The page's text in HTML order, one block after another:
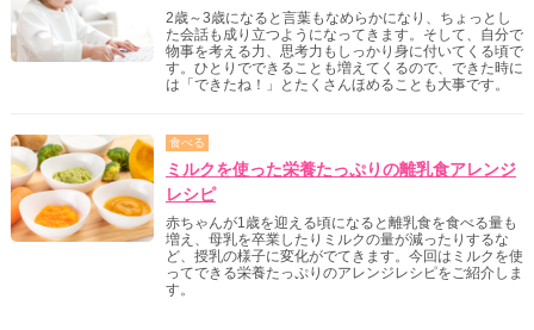
2歳～3歳になると言葉もなめらかになり、ちょっとし
た会話も成り立つようになってきます。そして、自分で
物事を考える力、思考力もしっかり身に付いてくる頃で
す。ひとりでできることも増えてくるので、できた時に
は「できたね！」とたくさんほめることも大事です。
食べる
ミルクを使った栄養たっぷりの離乳食アレンジ
レシピ
赤ちゃんが1歳を迎える頃になると離乳食を食べる量も
増え、母乳を卒業したりミルクの量が減ったりするな
ど、授乳の様子に変化がでてきます。今回はミルクを使
ってできる栄養たっぷりのアレンジレシピをご紹介しま
す。